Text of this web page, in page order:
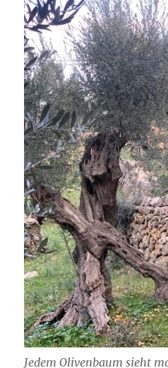
Jedem Olivenbaum sieht